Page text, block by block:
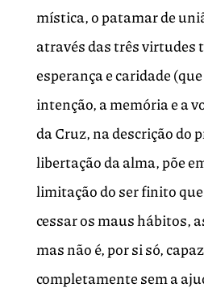
mística, o patamar de
através das três virtudes
esperança e caridade
intenção, a memória e a
da Cruz, na descrição do
libertação da alma, põe
limitação do ser finito
cessar os maus hábitos,
mas não é, por si só,
completamente sem a